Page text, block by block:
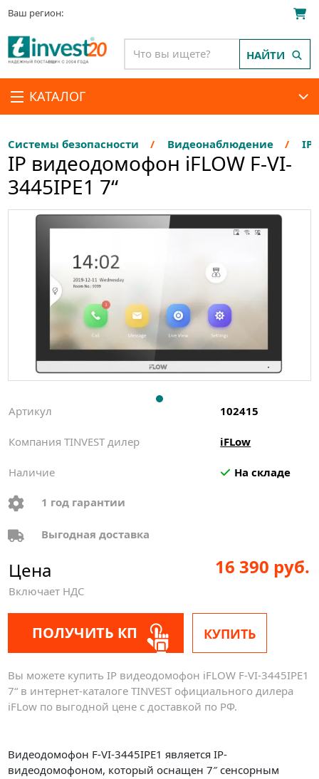
Ваш регион:
КАТАЛОГ
НАЙТИ
Системы безопасности Видеонаблюдение
IP видеодомофон iFLOW F-VI-
3445IPE1 7“
Артикул 102415
Компания TINVEST дилер iFLow
Наличие На складе
1 год гарантии
Выгодная доставка
Цена
Включает НДС
16 390 руб.
ПОЛУЧИТЬ КП КУПИТЬ
Вы можете купить IP видеодомофон iFLOW F-VI-3445IPE1
7“ в интернет-каталоге TINVEST официального дилера
iFLow по выгодной цене с доставкой по РФ.
Видеодомофон F-VI-3445IPE1 является IP-
видеодомофоном, который оснащен 7″ сенсорным